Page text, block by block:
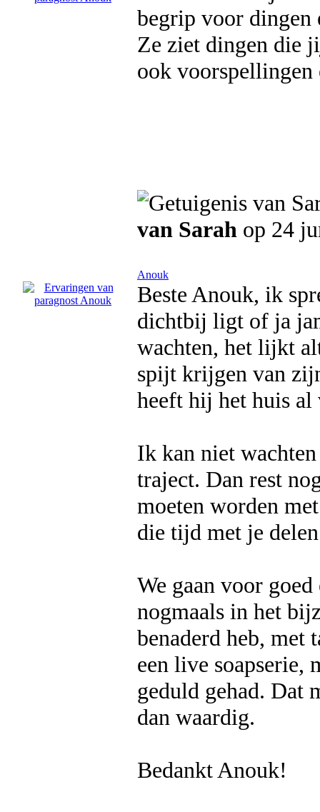
begrip voor dingen
Ze ziet dingen die
ook
van Sarah op 24
Anouk
Beste Anouk, ik
dichtbij ligt of ja
wachten, het lijkt
spijt krijgen van
heeft hij het huis al
Ik kan niet
traject. Dan rest
moeten worden
die tijd met je
We gaan voor
nogmaals in het
benaderd heb, met
een live soapserie,
geduld gehad. Dat
dan waardig.
Bedankt Anouk!